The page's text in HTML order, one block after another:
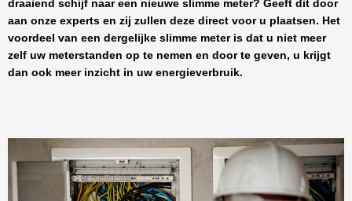
draaiend schijf naar een nieuwe slimme meter? Geeft dit door
aan onze experts en zij zullen deze direct voor u plaatsen. Het
voordeel van een dergelijke slimme meter is dat u niet meer
zelf uw meterstanden op te nemen en door te geven, u krijgt
dan ook meer inzicht in uw energieverbruik.